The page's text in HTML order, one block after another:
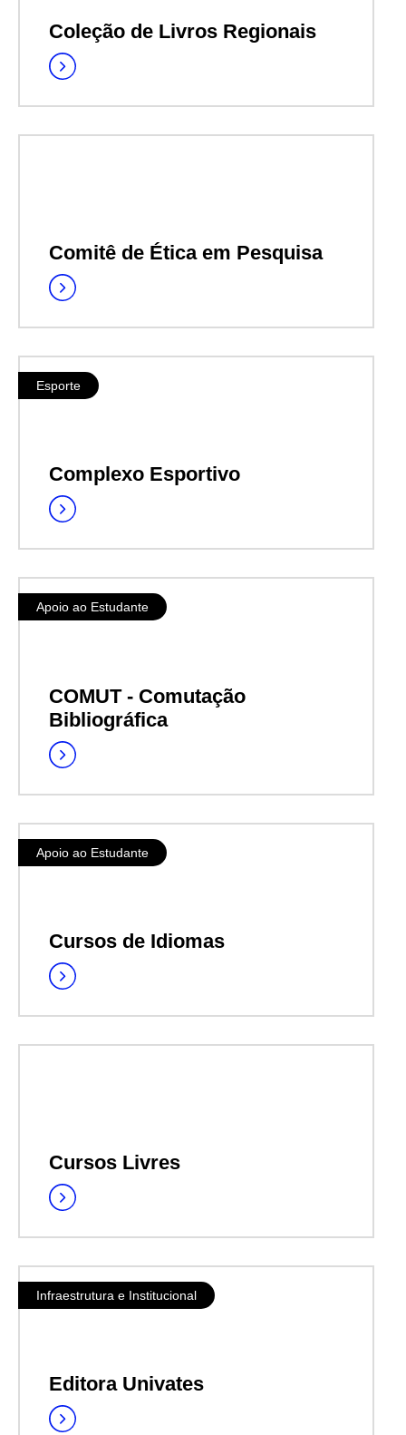
Coleção de Livros Regionais
Comitê de Ética em Pesquisa
Esporte
Complexo Esportivo
Apoio ao Estudante
COMUT - Comutação
Bibliográfica
Apoio ao Estudante
Cursos de Idiomas
Cursos Livres
Infraestrutura e Institucional
Editora Univates